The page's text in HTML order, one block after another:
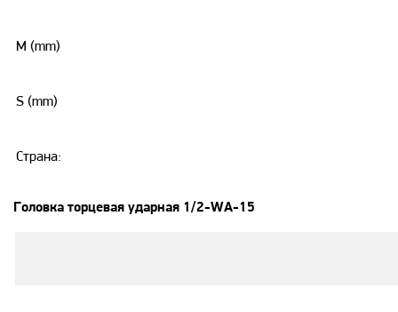
M (mm)
S (mm)
Страна:
Головка торцевая ударная 1/2-WA-15